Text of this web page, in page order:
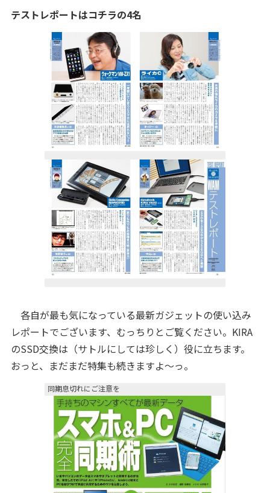
テストレポートはコチラの4名
各自が最も気になっている最新ガジェットの使い込み
レポートでございます、むっちりとご覧ください。KIRA
のSSD交換は（サトルにしては珍しく）役に立ちます。
おっと、まだまだ特集も続きますよ〜っ。
同期息切れにご注意を